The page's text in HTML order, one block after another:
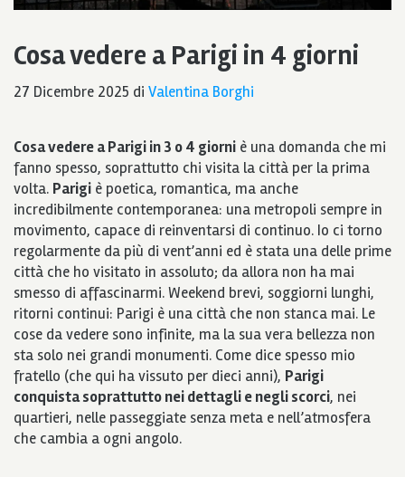
Cosa vedere a Parigi in 4 giorni
27 Dicembre 2025 di Valentina Borghi
Cosa vedere a Parigi in 3 o 4 giorni è una domanda che mi
fanno spesso, soprattutto chi visita la città per la prima
volta. Parigi è poetica, romantica, ma anche
incredibilmente contemporanea: una metropoli sempre in
movimento, capace di reinventarsi di continuo. Io ci torno
regolarmente da più di vent’anni ed è stata una delle prime
città che ho visitato in assoluto; da allora non ha mai
smesso di affascinarmi. Weekend brevi, soggiorni lunghi,
ritorni continui: Parigi è una città che non stanca mai. Le
cose da vedere sono infinite, ma la sua vera bellezza non
sta solo nei grandi monumenti. Come dice spesso mio
fratello (che qui ha vissuto per dieci anni), Parigi
conquista soprattutto nei dettagli e negli scorci, nei
quartieri, nelle passeggiate senza meta e nell’atmosfera
che cambia a ogni angolo.